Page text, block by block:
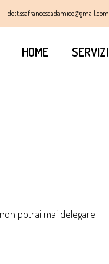
dott.ssafrancescadamico@gmail.com
HOME SERVIZI
potrai mai delegare